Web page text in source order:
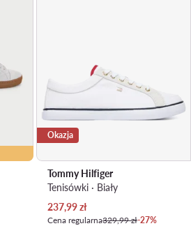
Okazja
Tommy Hilfiger
Tenisówki · Biały
Aktualna cena
237,99zł
Cena regularna329,99 zł-27%